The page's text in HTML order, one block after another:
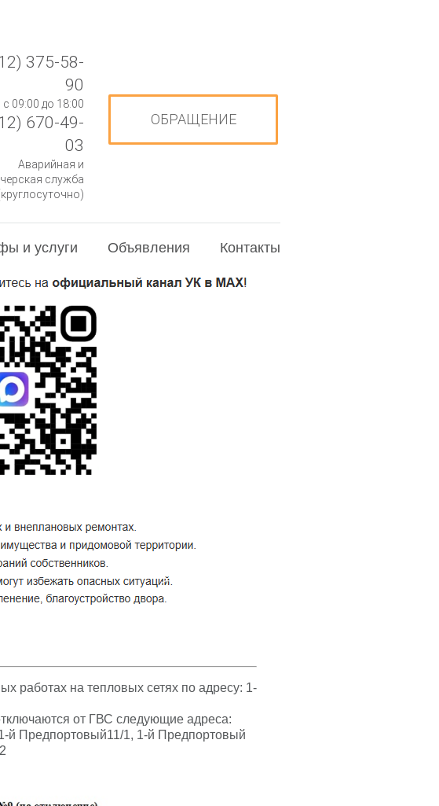
375-58-
90
с 09:00 до 18:00
670-49-
03
Аварийная и
служба
ОБРАЩЕНИЕ
и услуги Объявления Контакты
на тепловых сетях по адресу: 1-
от ГВС следующие адреса:
й Предпортовый11/1, 1-й Предпортовый